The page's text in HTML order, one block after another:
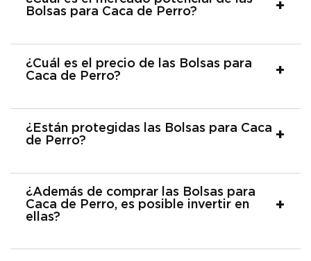
Bolsas para Caca de Perro?
¿Cuál es el precio de las Bolsas para
Caca de Perro?
¿Están protegidas las Bolsas para Caca
de Perro?
¿Además de comprar las Bolsas para
Caca de Perro, es posible invertir en
ellas?